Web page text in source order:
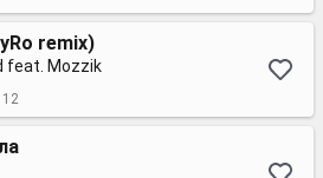
remix)
feat. Mozzik
12